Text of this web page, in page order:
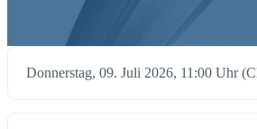
Donnerstag, 09. Juli 2026, 11:00 Uhr